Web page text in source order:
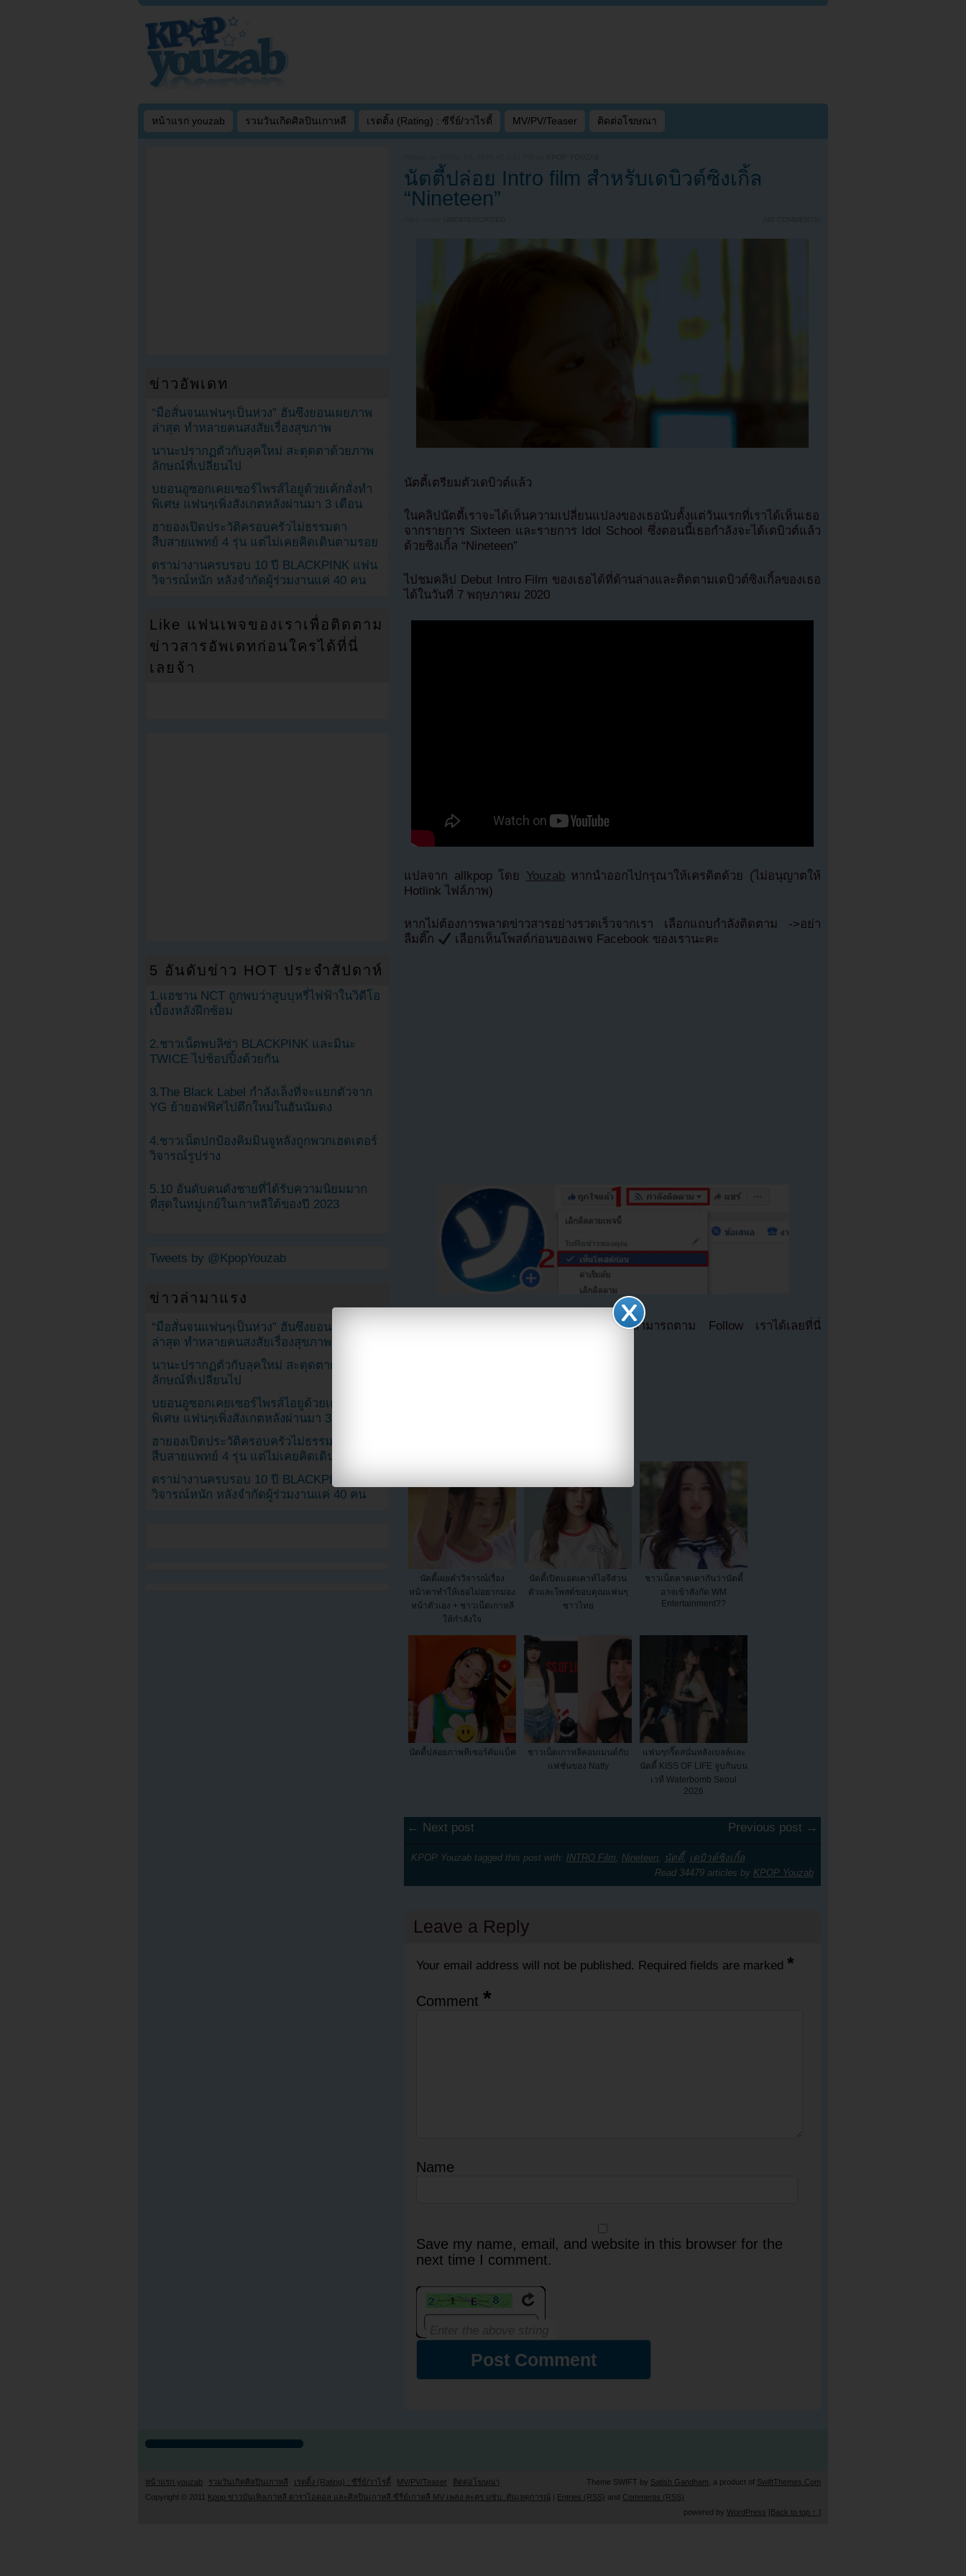
หน้าแรก youzab รวมวันเกิดศิลปินเกาหลี เรตติ้ง (Rating) : ซีรี่ย์/วาไรตี้ MV/PV/Teaser ติดต่อโฆษณา
KPOP YOUZAB
นัตตี้ปล่อย Intro film สำหรับเดบิวต์ซิงเกิ้ล
“Nineteen”
UNCATEGORIZED NO COMMENTS
นัตตี้เตรียมตัวเดบิวต์แล้ว
ในคลิปนัตตี้เราจะได้เห็นความเปลี่ยนแปลงของเธอนับตั้งแต่วันแรกที่เราได้เห็นเธอ
จากรายการ Sixteen และรายการ Idol School ซึ่งตอนนี้เธอกำลังจะได้เดบิวต์แล้ว
ด้วยซิงเกิ้ล “Nineteen”
ไปชมคลิป Debut Intro Film ของเธอได้ที่ด้านล่างและติดตามเดบิวต์ซิงเกิ้ลของเธอ
ได้ในวันที่ 7 พฤษภาคม 2020
แปลจาก allkpop โดย Youzabหากนำออกไปกรุณาให้เครดิตด้วย (ไม่อนุญาตให้
Hotlink ไฟล์ภาพ)
หากไม่ต้องการพลาดข่าวสารอย่างรวดเร็วจากเรา เลือกแถบกำลังติดตาม ->อย่า
ลืมติ๊ก
เลือกเห็นโพสต์ก่อนของเพจ Facebook ของเรานะคะ
ตอนนี้แฟนๆสามารถติดตามเราได้อีกช่องทางสามารถตาม Follow เราได้เลยที่นี่
นัตตี้เผยคำวิจารณ์เรื่อง
หน้าตาทำให้เธอไม่อยากมอง
หน้าตัวเอง + ชาวเน็ตเกาหลี
ให้กำลังใจ
นัตตี้เปิดแอดเคาท์ไอจีส่วน
ตัวและโพสต์ขอบคุณแฟนๆ
ชาวไทย
ชาวเน็ตคาดเดากันว่านัตตี้
อาจเข้าสังกัด WM
Entertainment??
นัตตี้ปล่อยภาพทีเซอร์คัมแบ็ค
ชาวเน็ตเกาหลีคอมเมนต์กับ
แฟชั่นของ Natty
แฟนๆกรี๊ดสนั่นหลังเบลล์และ
นัตตี้ KISS OF LIFE จูบกันบน
เวที Waterbomb Seoul
2026
← Next post Previous post →
KPOP Youzab tagged this post with: INTRO Film, Nineteen, นัตตี้, เดบิวต์ซิงเกิ้ล
Read 34479 articles by KPOP Youzab
Leave a Reply
Your email address will not be published. Required fields are marked *
Comment *
Name
Save my name, email, and website in this browser for the
next time I comment.
ข่าวอัพเดท
“มือสั่นจนแฟนๆเป็นห่วง” ฮันซึงยอนเผยภาพ
ล่าสุด ทำหลายคนสงสัยเรื่องสุขภาพ
นานะปรากฏตัวกับลุคใหม่ สะดุดตาด้วยภาพ
ลักษณ์ที่เปลี่ยนไป
บยอนอูซอกเคยเซอร์ไพรส์ไอยูด้วยเค้กสั่งทำ
พิเศษ แฟนๆเพิ่งสังเกตหลังผ่านมา 3 เดือน
ฮายองเปิดประวัติครอบครัวไม่ธรรมดา
สืบสายแพทย์ 4 รุ่น แต่ไม่เคยคิดเดินตามรอย
ดราม่างานครบรอบ 10 ปี BLACKPINK แฟน
วิจารณ์หนัก หลังจำกัดผู้ร่วมงานแค่ 40 คน
Like แฟนเพจของเราเพื่อติดตาม
ข่าวสารอัพเดทก่อนใครได้ที่นี่
เลยจ้า
5 อันดับข่าว HOT ประจำสัปดาห์
1.แฮชาน NCT ถูกพบว่าสูบบุหรี่ไฟฟ้าในวิดีโอ
เบื้องหลังฝึกซ้อม
2.ชาวเน็ตพบลิซ่า BLACKPINK และมินะ
TWICE ไปช้อปปิ้งด้วยกัน
3.The Black Label กำลังเล็งที่จะแยกตัวจาก
YG ย้ายอฟฟิศไปตึกใหม่ในฮันนัมดง
4.ชาวเน็ตปกป้องคิมมินจูหลังถูกพวกเฮดเตอร์
วิจารณ์รูปร่าง
5.10 อันดับคนดังชายที่ได้รับความนิยมมาก
ที่สุดในหมู่เกย์ในเกาหลีใต้ของปี 2023
Tweets by @KpopYouzab
ข่าวล่ามาแรง
“มือสั่นจนแฟนๆเป็นห่วง” ฮันซึงยอนเผยภาพ
ล่าสุด ทำหลายคนสงสัยเรื่องสุขภาพ
นานะปรากฏตัวกับลุคใหม่ สะดุดตาด้วยภาพ
ลักษณ์ที่เปลี่ยนไป
บยอนอูซอกเคยเซอร์ไพรส์ไอยูด้วยเค้กสั่งทำ
พิเศษ แฟนๆเพิ่งสังเกตหลังผ่านมา 3 เดือน
ฮายองเปิดประวัติครอบครัวไม่ธรรมดา
สืบสายแพทย์ 4 รุ่น แต่ไม่เคยคิดเดินตามรอย
ดราม่างานครบรอบ 10 ปี BLACKPINK แฟน
วิจารณ์หนัก หลังจำกัดผู้ร่วมงานแค่ 40 คน
หน้าแรก youzab รวมวันเกิดศิลปินเกาหลี เรตติ้ง (Rating) : ซีรี่ย์/วาไรตี้ MV/PV/Teaser ติดต่อโฆษณา Theme SWIFT by Satish Gandham , a product of SwiftThemes.Com
Copyright © 2011
Kpop ข่าวบันเทิงเกาหลี ดาราไอดอล และศิลปินเกาหลี ซีรี่ย์เกาหลี MV เพลง ละคร แซ่บ..ทันเหตุการณ์ Entries (RSS) and Comments (RSS)
powered by WordPress [Back to top ↑ ]